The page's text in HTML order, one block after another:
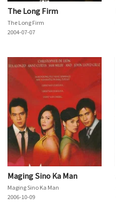
The Long Firm
The Long Firm
2004-07-07
Maging Sino Ka Man
Maging Sino Ka Man
2006-10-09